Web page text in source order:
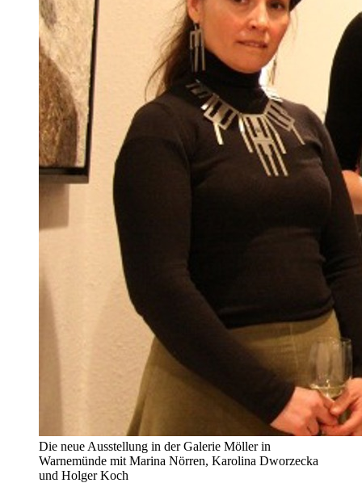
Die neue Ausstellung in der Galerie Möller in
Warnemünde mit Marina Nörren, Karolina Dworzecka
und Holger Koch